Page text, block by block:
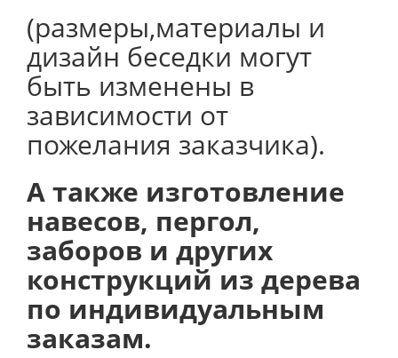
(размеры,материалы и
дизайн беседки могут
быть изменены в
зависимости от
пожелания заказчика).
А также изготовление
навесов, пергол,
заборов и других
конструкций из дерева
по индивидуальным
заказам.